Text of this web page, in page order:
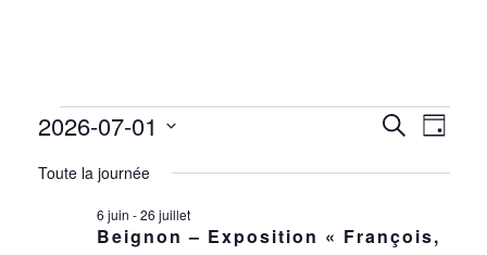
ÉVÈNEMENTS
FOR
ET
Recherche
Jour
2026-07-01
une
Toute la journée
Beignon – Exposition « François,
6 juin -26 juillet